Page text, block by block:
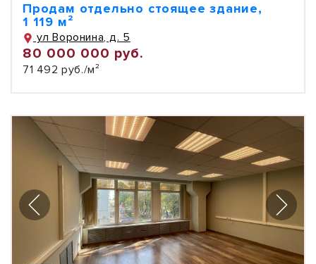
Продам отдельно стоящее здание,
1 119 м²
ул Воронина, д. 5
80 000 000 руб.
71 492 руб./м²